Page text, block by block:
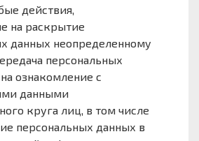
действия,
на раскрытие
данных неопределенному
персональных
ознакомление с
данными
круга лиц, в том числе
персональных данных в